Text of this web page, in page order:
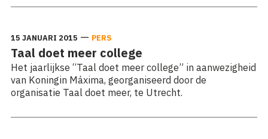
15 JANUARI 2015 — PERS
Taal doet meer college
Het jaarlijkse “Taal doet meer college” in aanwezigheid
van Koningin Máxima, georganiseerd door de
organisatie Taal doet meer, te Utrecht.